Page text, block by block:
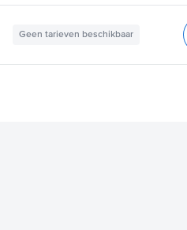
Geen tarieven beschikbaar